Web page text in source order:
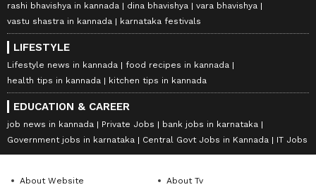
rashi bhavishya in kannada dina bhavishya
vara bhavishya
vastu shastra in kannada
karnataka festivals
LIFESTYLE
Lifestyle news in kannada
food recipes in kannada
health tips in kannada
kitchen tips in kannada
EDUCATION & CAREER
job news in kannada Private Jobs
bank jobs in karnataka
Government jobs in karnataka
Central Govt Jobs in Kannada IT Jobs
About Website
About Tv